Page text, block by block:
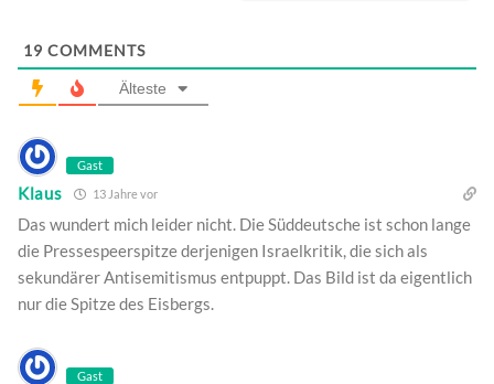
19 COMMENTS
Älteste
Gast
Klaus 13 Jahre vor
Das wundert mich leider nicht. Die Süddeutsche ist schon lange
die Pressespeerspitze derjenigen Israelkritik, die sich als
sekundärer Antisemitismus entpuppt. Das Bild ist da eigentlich
nur die Spitze des Eisbergs.
Gast